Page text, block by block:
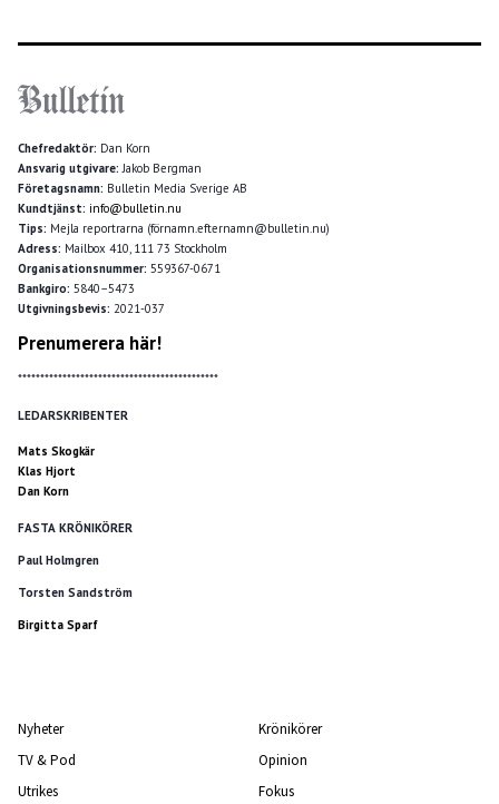
Chefredaktör: Dan Korn
Ansvarig utgivare: Jakob Bergman
Företagsnamn: Bulletin Media Sverige AB
Kundtjänst: info@bulletin.nu
Tips: Mejla reportrarna (förnamn.efternamn@bulletin.nu)
Adress: Mailbox 410, 111 73 Stockholm
Organisationsnummer: 559367-0671
Bankgiro: 5840–5473
Utgivningsbevis: 2021-037
Prenumerera här!
*********************************************
LEDARSKRIBENTER
Mats Skogkär
Klas Hjort
Dan Korn
FASTA KRÖNIKÖRER
Paul Holmgren
Torsten Sandström
Birgitta Sparf
Nyheter
TV & Pod
Utrikes
Krönikörer
Opinion
Fokus